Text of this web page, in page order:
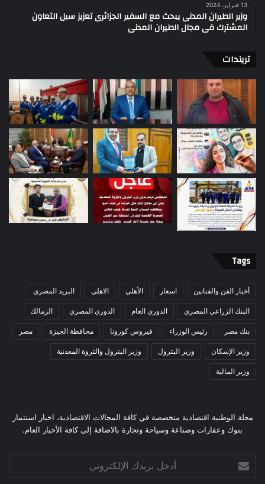
13 فبراير، 2024
وزير الطيران المدنى يبحث مع السفير الجزائرى تعزيز سبل التعاون
المشترك فى مجال الطيران المدنى
تريندات
Tags
أخبار الفن والفنانين اسعار الأهلي الاهلي البريد المصري
البنك الزراعي المصري الدوري العام الدوري المصري الزمالك
بنك مصر رئيس الوزراء فيروس كورونا محافظة الجيزة مصر
وزير الإسكان وزير البترول وزير البترول والثروة المعدنية
وزير المالية
مجلة الوطنية اقتصادية متخصصة في كافة المجالات الاقتصادية، اخبار استثمار
بنوك وعقارات وصناعة وسياحة وتجارة بالاضافة إلى كافة الأخبار العام.
بريدك